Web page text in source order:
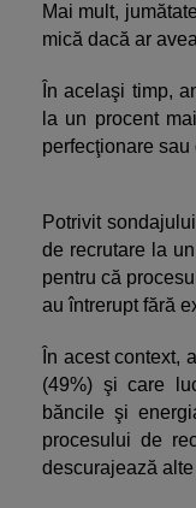
Mai mult,
mică dacă ar
În acelaşi timp,
la un procent
perfecţionare
Potrivit
de recrutare la
pentru că
au întrerupt fără
În acest context,
(49%) şi care
băncile şi
procesului de
descurajează